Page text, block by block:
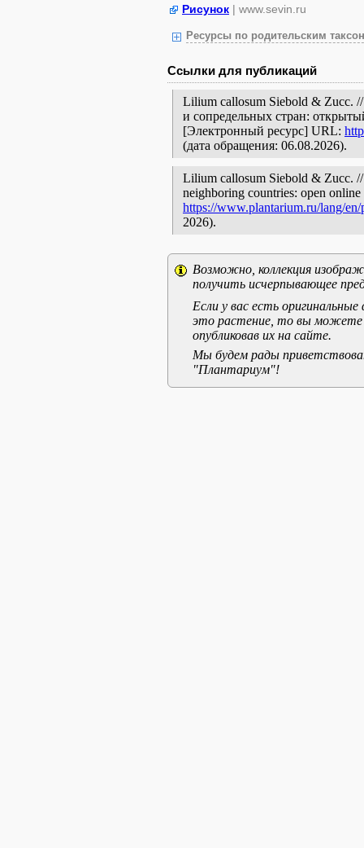
Рисунок | www.sevin.ru
Ресурсы по родительским
Ссылки для публикаций
Lilium callosum Siebold & Zucc.
и сопредельных стран:
[Электронный ресурс] URL:
(дата обращения: 06.08.2026).
Lilium callosum Siebold & Zucc.
neighboring countries: open
https://www.plantarium.ru/lang/
2026).
Возможно, коллекция
получить исчерпывающее
Если у вас есть
это растение, то вы можете
опубликовав их на сайте.
Мы будем рады
"Плантариум"!